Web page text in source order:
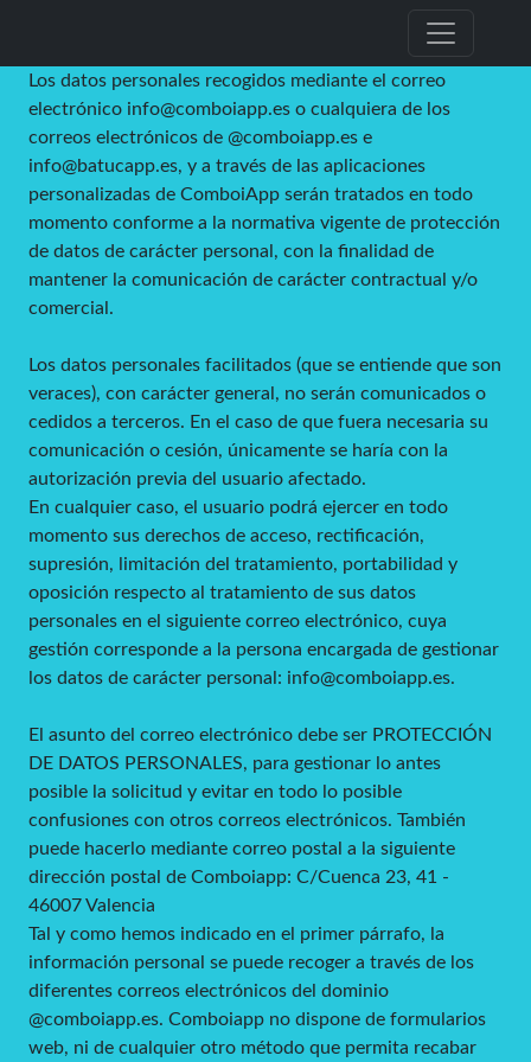
Los datos personales recogidos mediante el correo
electrónico info@comboiapp.es o cualquiera de los
correos electrónicos de @comboiapp.es e
info@batucapp.es, y a través de las aplicaciones
personalizadas de ComboiApp serán tratados en todo
momento conforme a la normativa vigente de protección
de datos de carácter personal, con la finalidad de
mantener la comunicación de carácter contractual y/o
comercial.
Los datos personales facilitados (que se entiende que son
veraces), con carácter general, no serán comunicados o
cedidos a terceros. En el caso de que fuera necesaria su
comunicación o cesión, únicamente se haría con la
autorización previa del usuario afectado.
En cualquier caso, el usuario podrá ejercer en todo
momento sus derechos de acceso, rectificación,
supresión, limitación del tratamiento, portabilidad y
oposición respecto al tratamiento de sus datos
personales en el siguiente correo electrónico, cuya
gestión corresponde a la persona encargada de gestionar
los datos de carácter personal: info@comboiapp.es.
El asunto del correo electrónico debe ser PROTECCIÓN
DE DATOS PERSONALES, para gestionar lo antes
posible la solicitud y evitar en todo lo posible
confusiones con otros correos electrónicos. También
puede hacerlo mediante correo postal a la siguiente
dirección postal de Comboiapp: C/Cuenca 23, 41 -
46007 Valencia
Tal y como hemos indicado en el primer párrafo, la
información personal se puede recoger a través de los
diferentes correos electrónicos del dominio
@comboiapp.es. Comboiapp no dispone de formularios
web, ni de cualquier otro método que permita recabar